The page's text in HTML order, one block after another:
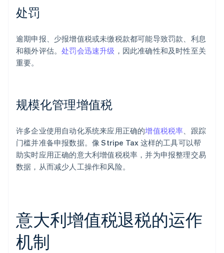
处罚
逾期申报、少报增值税或未缴税款都可能导致罚款、利息
和额外评估。处罚会迅速升级 ，因此准确性和及时性至关
重要。
规模化管理增值税
许多企业使用自动化系统来应用正确的增值税税率、跟踪
门槛并准备申报数据。像 Stripe Tax 这样的工具可以帮
助实时应用正确的意大利增值税税率，并为申报整理交易
数据，从而减少人工操作和风险。
意大利增值税退税的运作
机制